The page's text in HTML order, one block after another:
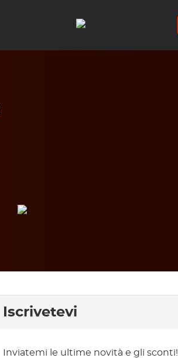
Iscrivetevi
Inviatemi le ultime novità e gli sconti!